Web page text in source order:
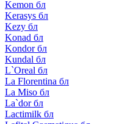
Kemon бл
Kerasys бл
Kezy бл
Konad бл
Kondor бл
Kundal бл
L`Oreal бл
La Florentina бл
La Miso бл
La`dor бл
Lactimilk бл